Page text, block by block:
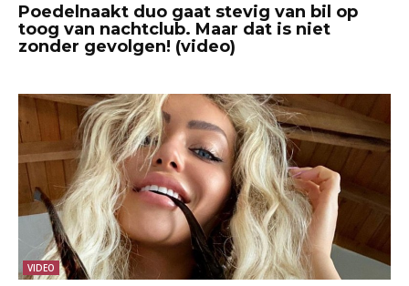
Poedelnaakt duo gaat stevig van bil op
toog van nachtclub. Maar dat is niet
zonder gevolgen! (video)
VIDEO